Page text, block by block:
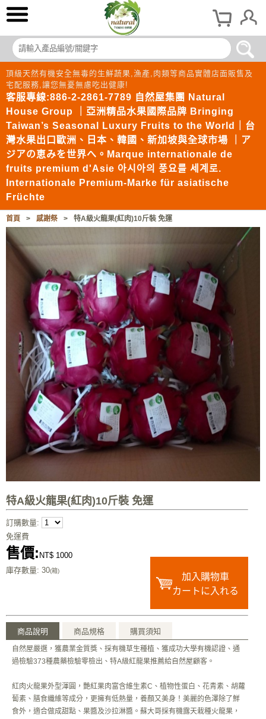
頂級天然有機安全無毒的生鮮蔬果,漁產,肉類等商品實體店面販售及
宅配服務,讓您無憂無慮吃出健康!
客服專線:886-2-2861-7789 自然屋集團 Natural
House Group ｜亞洲精品水果國際品牌 Bringing
Taiwan’s Seasonal Luxury Fruits to the World｜台
灣水果出口歐洲、日本、韓國、新加坡與全球市場 ｜ア
ジアの恵みを世界へ。Marque internationale de
fruits premium d'Asie 아시아의 풍요를 세계로.
Internationale Premium-Marke für asiatische
Früchte
首頁 > 感謝祭 > 特A級火龍果(紅肉)10斤裝 免運
特A級火龍果(紅肉)10斤裝 免運
訂購數量:
免運費
售價: NT$ 1000
庫存數量: 30(箱)
加入購物車
カートに入れる
商品說明 商品規格 購買須知
自然屋嚴選，獲農業金質獎、採有機草生種植、獲成功大學有機認證、通
過檢驗373種農藥檢驗零檢出、特A級紅龍果推薦給自然屋顧客。
紅肉火龍果外型渾圓，艷紅果肉富含維生素C、植物性蛋白、花青素、胡蘿
蔔素、膳食纖維等成分，更擁有低熱量，養顏又美身！美麗的色澤除了鮮
食外，適合做成甜點、果醬及沙拉淋醬。蘇大哥採有機露天栽種火龍果，